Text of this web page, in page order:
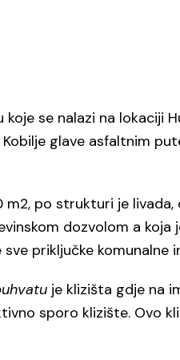
koje se nalazi na lokaciji
glave asfaltnim
po strukturi je livada,
dozvolom a koja
priključke komunalne
je klizišta gdje na
sporo klizište. Ovo